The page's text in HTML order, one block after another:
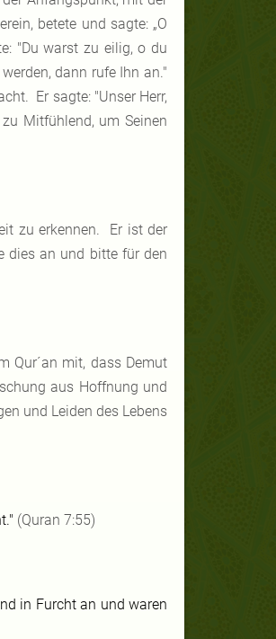
betete und sagte: „O
"Du warst zu eilig, o du
dann rufe Ihn an."
Er sagte: "Unser Herr,
Mitfühlend, um Seinen
zu erkennen. Er ist der
dies an und bitte für den
Qur´an mit, dass Demut
aus Hoffnung und
und Leiden des Lebens
(Quran 7:55)
in Furcht an und waren